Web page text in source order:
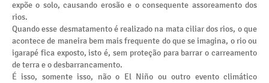
expõe o solo, causando erosão e o consequente assoreamento dos
rios.
Quando esse desmatamento é realizado na mata ciliar dos rios, o que
acontece de maneira bem mais frequente do que se imagina, o rio ou
igarapé fica exposto, isto é, sem proteção para barrar o carreamento
de terra e o desbarrancamento.
É isso, somente isso, não o El Niño ou outro evento climático